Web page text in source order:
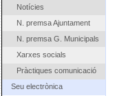
Notícies
N. premsa Ajuntament
N. premsa G. Municipals
Xarxes socials
Pràctiques comunicació
Seu electrònica